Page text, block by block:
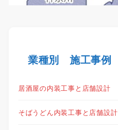
業種別 施工事例
居酒屋の内装工事と店舗設計
そばうどん内装工事と店舗設計